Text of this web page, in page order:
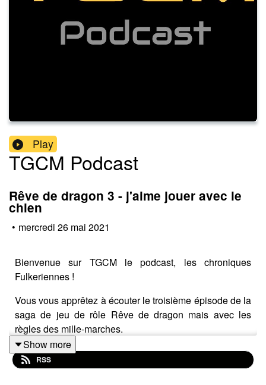
Play
TGCM Podcast
Rêve de dragon 3 - j'aime jouer avec le
chien
• mercredi 26 mai 2021
Bienvenue sur TGCM le podcast, les chroniques
Fulkeriennes !
Vous vous apprêtez à écouter le troisième épisode de la
saga de jeu de rôle Rêve de dragon mais avec les
règles des mille-marches.
Nos deux héros vont poursuivre leur aventure dans un
univers qui leur est actuellement inconnu.
Show more
RSS